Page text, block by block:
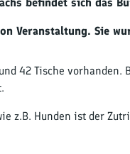
Veranstaltung. Sie
42 Tische
z.B. Hunden ist der